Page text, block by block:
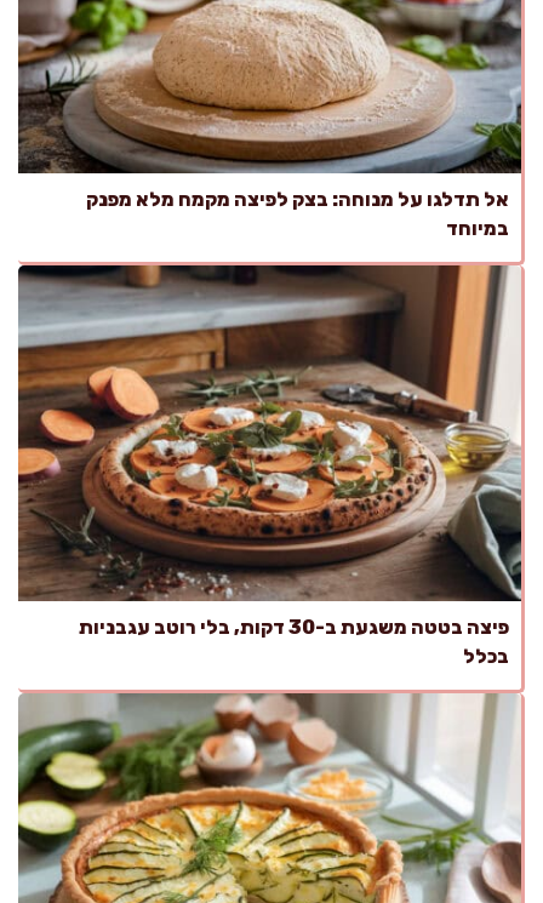
אל תדלגו על מנוחה: בצק לפיצה מקמח מלא מפנק
במיוחד
פיצה בטטה משגעת ב-30 דקות, בלי רוטב עגבניות
בכלל